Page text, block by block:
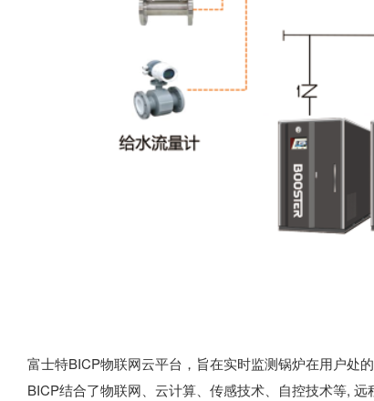
富士特BICP物联网云平台，旨在实时监测锅炉在用户处
BICP结合了物联网、云计算、传感技术、自控技术等,